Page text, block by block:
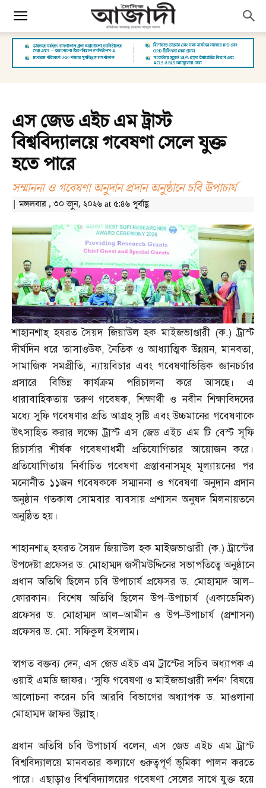
এস জেড এইচ এম ট্রাস্ট
বিশ্ববিদ্যালয়ে গবেষণা সেলে যুক্ত
হতে পারে
সম্মাননা ও গবেষণা অনুদান প্রদান অনুষ্ঠানে চবি উপাচার্য
| মঙ্গলবার , ৩০ জুন, ২০২৬ at ৫:৪৬ পূর্বাহ্ণ
শাহানশাহ্‌ হযরত সৈয়দ জিয়াউল হক মাইজভাণ্ডারী (ক.)ট্রাস্ট
দীর্ঘদিন ধরে তাসাওউফ,নৈতিক ও আধ্যাত্মিক উন্নয়ন,মানবতা,
সামাজিক সমপ্রীতি,ন্যায়বিচার এবং গবেষণাভিত্তিক জ্ঞানচর্চার
প্রসারে বিভিন্ন কার্যক্রম পরিচালনা করে আসছে। এ
ধারাবাহিকতায় তরুণ গবেষক,শিক্ষার্থী ও নবীন শিক্ষাবিদদের
মধ্যে সুফি গবেষণার প্রতি আগ্রহ সৃষ্টি এবং উচ্চমানের গবেষণাকে
উৎসাহিত করার লক্ষ্যে ট্রাস্ট এস জেড এইচ এম টি বেস্ট সূফি
রিচার্সার শীর্ষক গবেষণাধর্মী প্রতিযোগিতার আয়োজন করে।
প্রতিযোগিতায় নির্বাচিত গবেষণা প্রস্তাবনাসমূহ মূল্যায়নের পর
মনোনীত ১১জন গবেষককে সম্মাননা ও গবেষণা অনুদান প্রদান
অনুষ্ঠান গতকাল সোমবার ব্যবসায় প্রশাসন অনুষদ মিলনায়তনে
অনুষ্ঠিত হয়।
শাহানশাহ্‌ হযরত সৈয়দ জিয়াউল হক মাইজভাণ্ডারী (ক.)ট্রাস্টের
উপদেষ্টা প্রফেসর ড. মোহাম্মদ জসীমউদ্দিনের সভাপতিত্বে অনুষ্ঠানে
প্রধান অতিথি ছিলেন চবি উপাচার্য প্রফেসর ড.মোহাম্মদ আল–
ফোরকান। বিশেষ অতিথি ছিলেন উপ–উপাচার্য (একাডেমিক)
প্রফেসর ড. মোহাম্মদ আল–আমীন ও উপ–উপাচার্য (প্রশাসন)
প্রফেসর ড. মো.সফিকুল ইসলাম।
স্বাগত বক্তব্য দেন,এস জেড এইচ এম ট্রাস্টের সচিব অধ্যাপক এ
ওয়াই এমডি জাফর। ‘সুফি গবেষণা ও মাইজভাণ্ডারী দর্শন’ বিষয়ে
আলোচনা করেন চবি আরবি বিভাগের অধ্যাপক ড.মাওলানা
মোহাম্মদ জাফর উল্লাহ্‌।
প্রধান অতিথি চবি উপাচার্য বলেন,এস জেড এইচ এম ট্রাস্ট
বিশ্ববিদ্যালয়ে মানবতার কল্যাণে গুরুত্বপূর্ণ ভূমিকা পালন করতে
পারে। এছাড়াও বিশ্ববিদ্যালয়ের গবেষণা সেলের সাথে যুক্ত হয়ে